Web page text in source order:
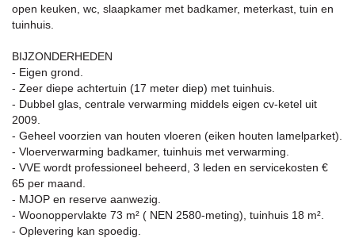
open keuken, wc, slaapkamer met badkamer, meterkast, tuin en
tuinhuis.
BIJZONDERHEDEN
- Eigen grond.
- Zeer diepe achtertuin (17 meter diep) met tuinhuis.
- Dubbel glas, centrale verwarming middels eigen cv-ketel uit
2009.
- Geheel voorzien van houten vloeren (eiken houten lamelparket).
- Vloerverwarming badkamer, tuinhuis met verwarming.
- VVE wordt professioneel beheerd, 3 leden en servicekosten €
65 per maand.
- MJOP en reserve aanwezig.
- Woonoppervlakte 73 m² ( NEN 2580-meting), tuinhuis 18 m².
- Oplevering kan spoedig.